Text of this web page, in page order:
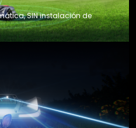
SIN instalación de